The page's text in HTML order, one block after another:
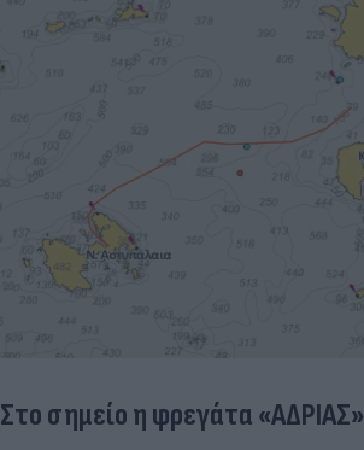
Στο σημείο η φρεγάτα «ΑΔΡΙΑΣ»